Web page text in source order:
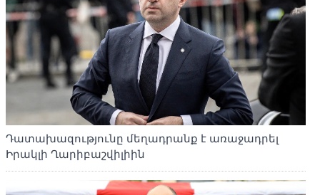
Դատախազությունը մեղադրանք է առաջադրել
Իրակլի Ղարիբաշվիլիին